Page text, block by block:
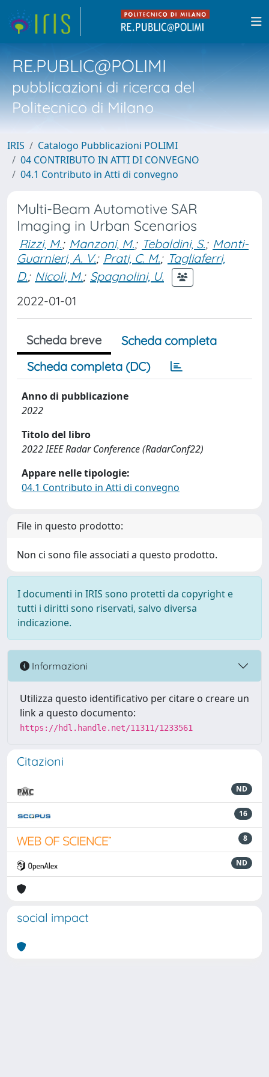
RE.PUBLIC@POLIMI
pubblicazioni di ricerca del
Politecnico di Milano
IRIS
Catalogo Pubblicazioni POLIMI
04 CONTRIBUTO IN ATTI DI CONVEGNO
04.1 Contributo in Atti di convegno
Multi-Beam Automotive SAR
Imaging in Urban Scenarios
Rizzi, M.; Manzoni, M.; Tebaldini, S.; Monti-
Guarnieri, A. V.; Prati, C. M.; Tagliaferri,
D.; Nicoli, M.; Spagnolini, U.
2022-01-01
Scheda breve
Scheda completa
Scheda completa (DC)
Anno di pubblicazione
2022
Titolo del libro
2022 IEEE Radar Conference (RadarConf22)
Appare nelle tipologie:
04.1 Contributo in Atti di convegno
File in questo prodotto:
Non ci sono file associati a questo prodotto.
I documenti in IRIS sono protetti da copyright e
tutti i diritti sono riservati, salvo diversa
indicazione.
Informazioni
Utilizza questo identificativo per citare o creare un
link a questo documento:
https://hdl.handle.net/11311/1233561
Citazioni
ND
16
8
ND
social impact